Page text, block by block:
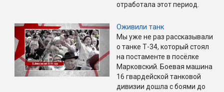
отработала этот период.
Оживили танк
Мы уже не раз рассказывали
о танке Т-34, который стоял
на постаменте в посёлке
Марковский. Боевая машина
16 гвардейской танковой
дивизии дошла с боями до